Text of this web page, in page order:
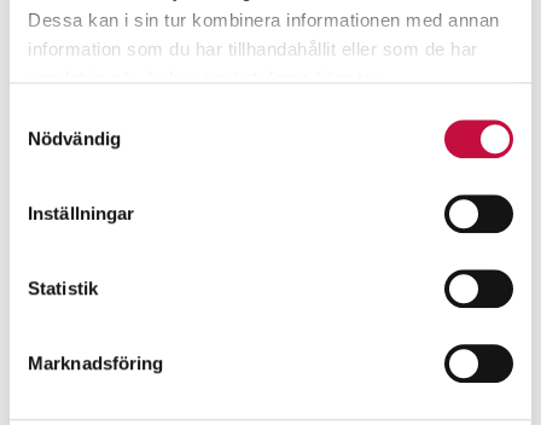
Dessa kan i sin tur kombinera informationen med annan
information som du har tillhandahållit eller som de har
Nödvändig
Inställningar
Statistik
Marknadsföring